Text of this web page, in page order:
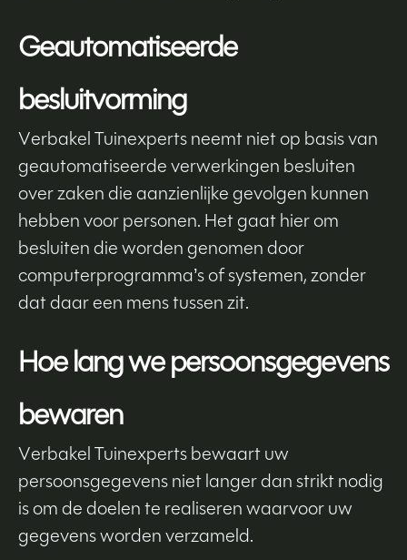
Geautomatiseerde
besluitvorming
Verbakel Tuinexperts neemt niet op basis van
geautomatiseerde verwerkingen besluiten
over zaken die aanzienlijke gevolgen kunnen
hebben voor personen. Het gaat hier om
besluiten die worden genomen door
computerprogramma’s of systemen, zonder
dat daar een mens tussen zit.
Hoe lang we persoonsgegevens
bewaren
Verbakel Tuinexperts bewaart uw
persoonsgegevens niet langer dan strikt nodig
is om de doelen te realiseren waarvoor uw
gegevens worden verzameld.